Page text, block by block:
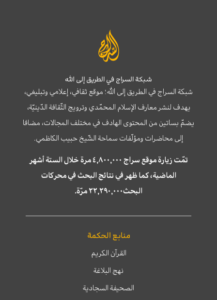
شبكة السراج في الطريق إلى الله
شبكة السراج في الطريق إلى الله؛ موقع ثقافي، إعلامي وتبليغي،
يهدف لنشر معارف الإسلام المحمّدي وترويج الثّقافة الدّينيّة،
يضمّ بساتين من المحتوى الهادف في مختلف المجالات، مضافا
إلى محاضرات ومؤلّفات سماحة الشّيخ حبيب الكاظمي.
تمّت زيارة موقع سراج ٤,٨٠٠,٠٠٠ مرة خلال الستة أشهر
الماضية، كما ظهر في نتائج البحث في محركات
البحث٢٢,٢٩٠,٠٠٠ مرّة.
منابع الحكمة
القرآن الكريم
نهج البلاغة
الصحيفة السجادية